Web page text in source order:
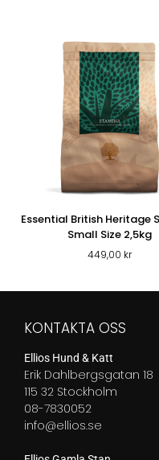
Essential British Heritage
Small Size 2,5kg
449,00 kr
KONTAKTA OSS
Ellios Hund & Katt
Erik Dahlbergsgatan 18
115 32 Stockholm
08-7830052
info@ellios.se